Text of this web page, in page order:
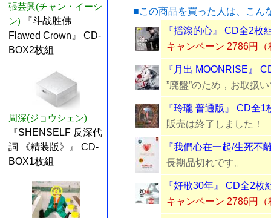
張芸興(チャン・イーシ
ン)
『斗战胜佛
Flawed Crown』 CD-
BOX2枚組
周深(ジョウシェン)
『SHENSELF 反深代
詞 《精装版》』 CD-
BOX1枚組
■この商品を買った人は、こん
『揺滾的心』 CD全2枚
キャンペーン 2786円（
『月出 MOONRISE』
”廃盤”のため，お取扱
『玲瓏 普通版』 CD全1
販売は終了しました！
『我們心在一起/生死不
長期品切れです。
『好歌30年』 CD全2枚
キャンペーン 2786円（